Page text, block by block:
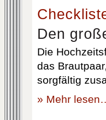
Den
Die
das
sorgfältig
» Mehr